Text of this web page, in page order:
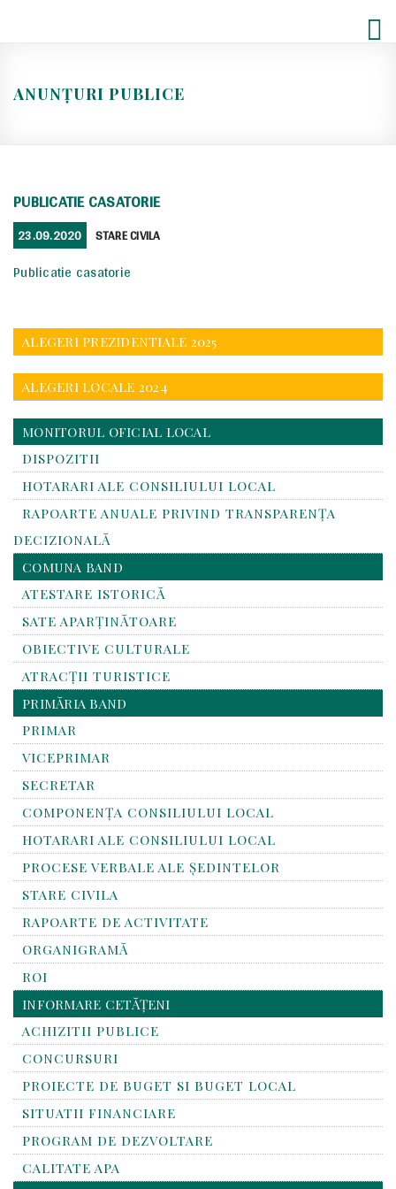
ANUNȚURI PUBLICE
PUBLICATIE CASATORIE
POSTED
ON
23.09.2020 CATEGORIES
STARE CIVILA
Publicatie casatorie
ALEGERI PREZIDENTIALE 2025
ALEGERI LOCALE 2024
MONITORUL OFICIAL LOCAL
DISPOZITII
HOTARARI ALE CONSILIULUI LOCAL
RAPOARTE ANUALE PRIVIND TRANSPARENŢA
DECIZIONALĂ
COMUNA BAND
ATESTARE ISTORICĂ
SATE APARȚINĂTOARE
OBIECTIVE CULTURALE
ATRACȚII TURISTICE
PRIMĂRIA BAND
PRIMAR
VICEPRIMAR
SECRETAR
COMPONENȚA CONSILIULUI LOCAL
HOTARARI ALE CONSILIULUI LOCAL
PROCESE VERBALE ALE ȘEDINTELOR
STARE CIVILA
RAPOARTE DE ACTIVITATE
ORGANIGRAMĂ
ROI
INFORMARE CETĂȚENI
ACHIZITII PUBLICE
CONCURSURI
PROIECTE DE BUGET SI BUGET LOCAL
SITUATII FINANCIARE
PROGRAM DE DEZVOLTARE
CALITATE APA